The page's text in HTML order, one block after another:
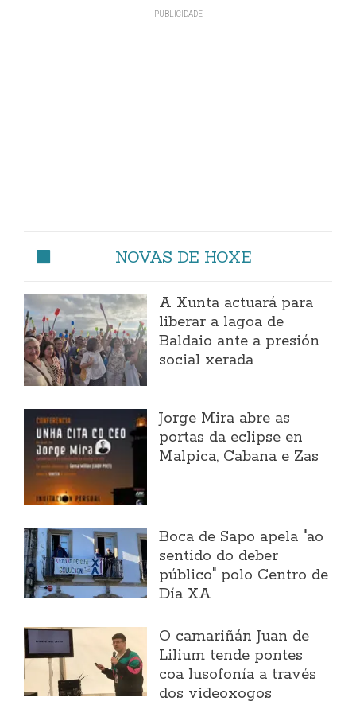
NOVAS DE HOXE
A Xunta actuará para
liberar a lagoa de
Baldaio ante a presión
social xerada
Jorge Mira abre as
portas da eclipse en
Malpica, Cabana e Zas
Boca de Sapo apela "ao
sentido do deber
público" polo Centro de
Día XA
O camariñán Juan de
Lilium tende pontes
coa lusofonía a través
dos videoxogos